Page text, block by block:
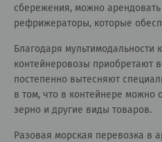
сбережения, можно
рефрижераторы, которые
Благодаря мультимодальности
контейнеровозы приобретают
постепенно вытесняют
в том, что в контейнере можно
зерно и другие виды товаров.
Разовая морская перевозка в